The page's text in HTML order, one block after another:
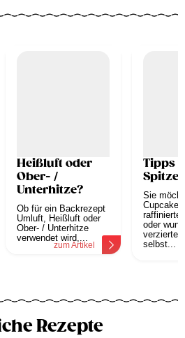
Heißluft oder
Ober- /
Unterhitze?
Ob für ein Backrezept
Umluft, Heißluft oder
Ober- / Unterhitze
verwendet wird,...
zum Artikel
Tipps
Sie
oder
verzierte
selbst...
Rezepte